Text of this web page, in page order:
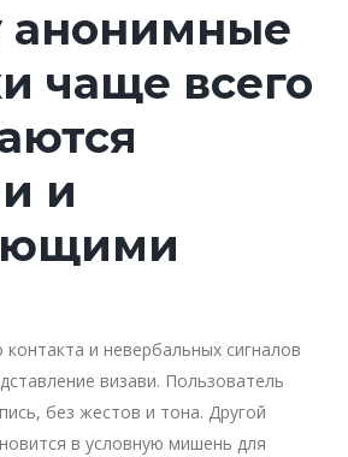
анонимные
чаще всего
и
контакта и невербальных сигналов
визави. Пользователь
без жестов и тона. Другой
в условную мишень для